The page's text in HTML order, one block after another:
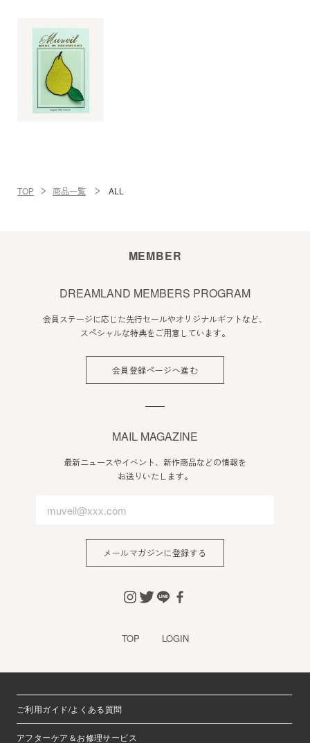
TOP 商品一覧 ALL
MEMBER
DREAMLAND MEMBERS PROGRAM
会員ステージに応じた先行セールやオリジナルギフトなど、
スペシャルな特典をご用意しています。
会員登録ページへ進む
MAIL MAGAZINE
最新ニュースやイベント、新作商品などの情報を
お送りいたします。
メールマガジンに登録する
TOP LOGIN
ご利用ガイド/よくある質問
アフターケア＆お修理サービス